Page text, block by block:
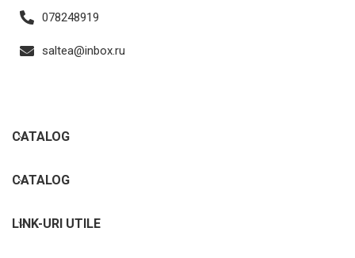
078248919
saltea@inbox.ru
CATALOG
CATALOG
LINK-URI UTILE